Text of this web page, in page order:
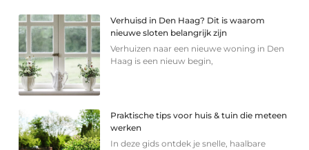
Verhuisd in Den Haag? Dit is waarom
nieuwe sloten belangrijk zijn
Verhuizen naar een nieuwe woning in Den
Haag is een nieuw begin,
Praktische tips voor huis & tuin die meteen
werken
In deze gids ontdek je snelle, haalbare